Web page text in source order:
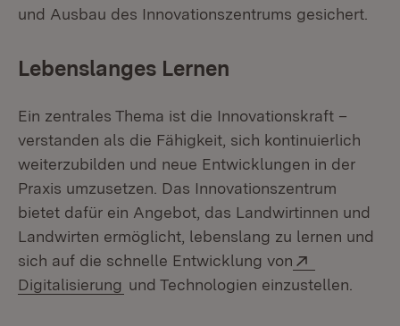
und Ausbau des Innovationszentrums gesichert.
Lebenslanges Lernen
Ein zentrales Thema ist die Innovationskraft –
verstanden als die Fähigkeit, sich kontinuierlich
weiterzubilden und neue Entwicklungen in der
Praxis umzusetzen. Das Innovationszentrum
bietet dafür ein Angebot, das Landwirtinnen und
Landwirten ermöglicht, lebenslang zu lernen und
sich auf die schnelle Entwicklung von
Digitalisierung (Öffnet in neuem Fenster)
und Technologien einzustellen.